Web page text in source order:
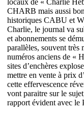
locaux de « Charlie
CHARB mais aussi
historiques CABU et
Charlie, le journal va
et abonnements se
parallèles, souvent très
numéros anciens de «
sites d’enchères
mettre en vente à prix
cette effervescence
vont paraitre sur le
rapport évident avec le